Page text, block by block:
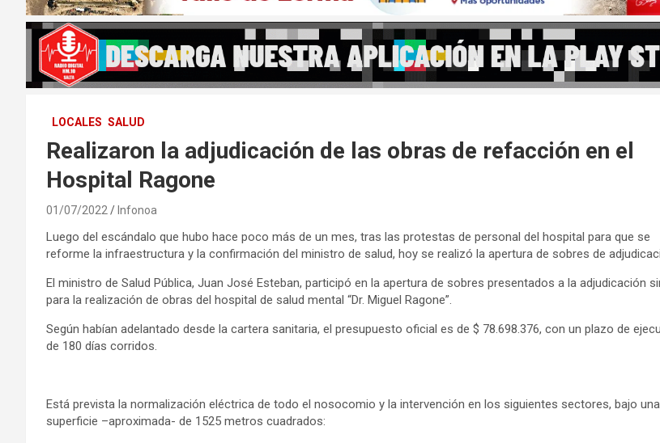
LOCALES SALUD
Realizaron la adjudicación de las obras de refacción en el
Hospital Ragone
01/07/2022 Infonoa
Luego del escándalo que hubo hace poco más de un mes, tras las protestas de personal del hospital para que se
reforme la infraestructura y la confirmación del ministro de salud, hoy se realizó la apertura de sobres de
El ministro de Salud Pública, Juan José Esteban, participó en la apertura de sobres presentados a la adjudicación
para la realización de obras del hospital de salud mental “Dr. Miguel Ragone”.
Según habían adelantado desde la cartera sanitaria, el presupuesto oficial es de $ 78.698.376, con un plazo de
de 180 días corridos.
Está prevista la normalización eléctrica de todo el nosocomio y la intervención en los siguientes sectores, bajo una
superficie –aproximada- de 1525 metros cuadrados: